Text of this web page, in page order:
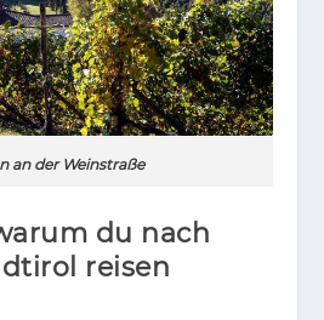
an der Weinstraße
du nach
reisen